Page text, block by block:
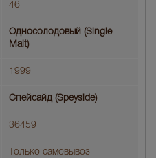
46
Односолодовый (Single
Malt)
1999
Спейсайд (Speyside)
36459
Только самовывоз